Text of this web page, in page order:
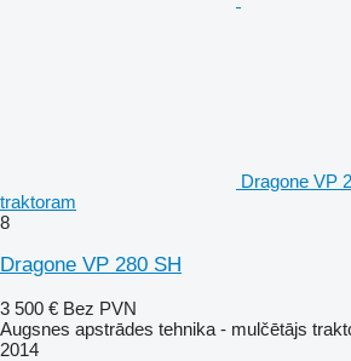
Dragone VP
traktoram
8
Dragone VP 280 SH
3 500 € Bez PVN
Augsnes apstrādes tehnika - mulčētājs
2014